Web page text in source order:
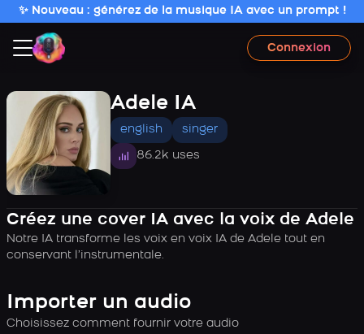
✨ Nouveau : générez de la musique IA avec un prompt !
Connexion
Adele IA
english singer
86.2k uses
Créez une cover IA avec la voix de Adele
Notre IA transforme les voix en voix IA de Adele tout en
conservant l’instrumentale.
Importer un audio
Choisissez comment fournir votre audio